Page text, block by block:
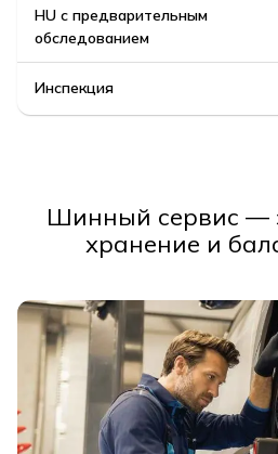
HU с предварительным
обследованием
Инспекция
Шинный сервис —
хранение и